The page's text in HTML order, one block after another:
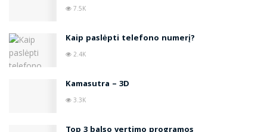
7.5K
Kaip paslėpti telefono numerį?
2.4K
Kamasutra – 3D
3.3K